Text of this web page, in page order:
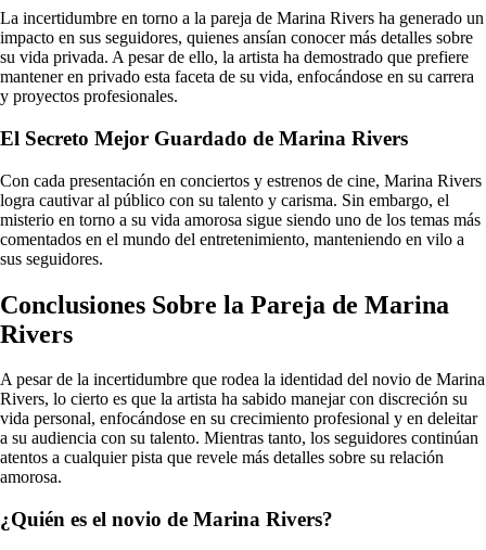
La incertidumbre en torno a la pareja de Marina Rivers ha generado un
impacto en sus seguidores, quienes ansían conocer más detalles sobre
su vida privada. A pesar de ello, la artista ha demostrado que prefiere
mantener en privado esta faceta de su vida, enfocándose en su carrera
y proyectos profesionales.
El Secreto Mejor Guardado de Marina Rivers
Con cada presentación en conciertos y estrenos de cine, Marina Rivers
logra cautivar al público con su talento y carisma. Sin embargo, el
misterio en torno a su vida amorosa sigue siendo uno de los temas más
comentados en el mundo del entretenimiento, manteniendo en vilo a
sus seguidores.
Conclusiones Sobre la Pareja de Marina
Rivers
A pesar de la incertidumbre que rodea la identidad del novio de Marina
Rivers, lo cierto es que la artista ha sabido manejar con discreción su
vida personal, enfocándose en su crecimiento profesional y en deleitar
a su audiencia con su talento. Mientras tanto, los seguidores continúan
atentos a cualquier pista que revele más detalles sobre su relación
amorosa.
¿Quién es el novio de Marina Rivers?